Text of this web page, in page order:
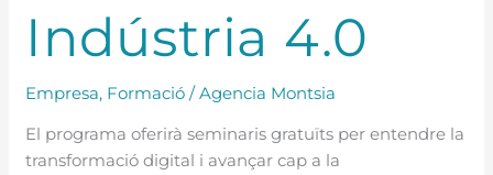
Indústria 4.0
Empresa, Formació /Agencia Montsia
El programa oferirà seminaris gratuïts per entendre la
transformació digital i avançar cap a la